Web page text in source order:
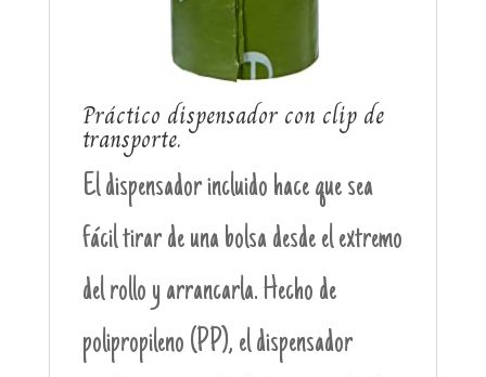
Práctico dispensador con clip de
transporte.
El dispensador incluido hace que sea
fácil tirar de una bolsa desde el extremo
del rollo y arrancarla. Hecho de
polipropileno (PP), el dispensador